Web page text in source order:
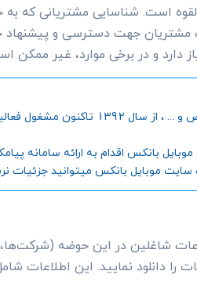
است. شناسایی مشتریانی که به
مشتریان جهت دسترسی و
دارد و در برخی موارد، غیر ممکن
موبایل بانکس، به عنوان اولین و بزرگترین مرجع
بانکس اقدام به ارائه سامانه‌
موبایل بانکس میتوانید جزئیات
شاغلین در این حوضه
را دانلود نمایید. این اطلاعات